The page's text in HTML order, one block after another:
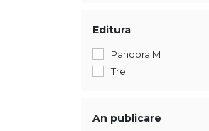
Editura
Pandora M
Trei
An publicare